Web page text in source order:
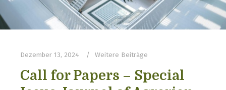
Dezember 13, 2024 Weitere Beiträge
Call for Papers – Special